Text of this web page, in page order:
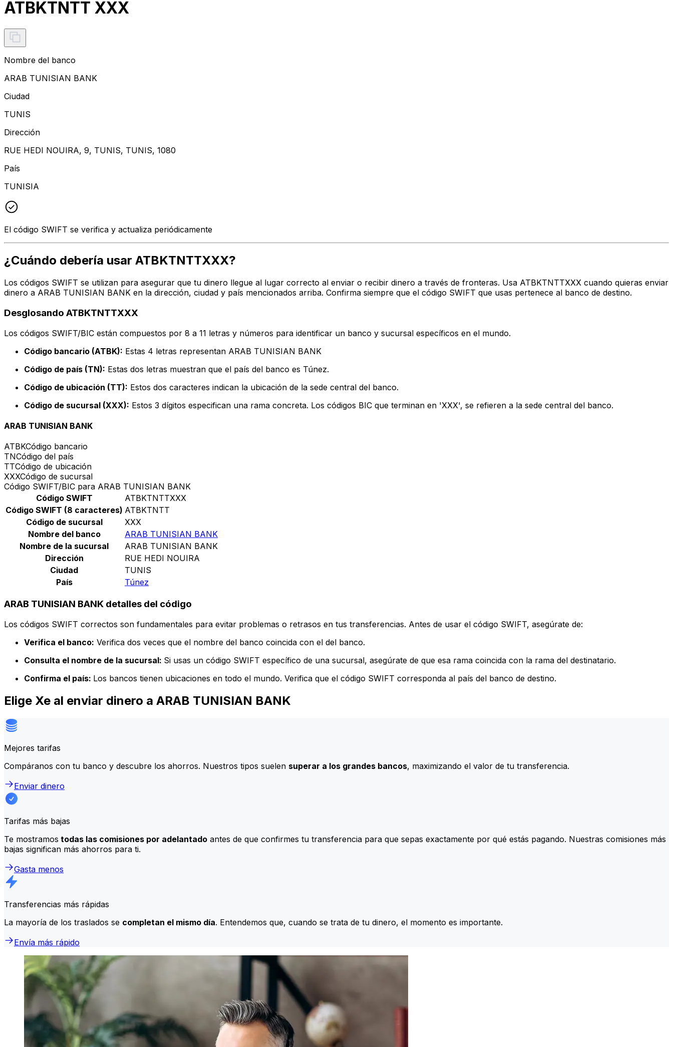
ATBKTNTT XXX
Nombre del banco
ARAB TUNISIAN BANK
Ciudad
TUNIS
Dirección
RUE HEDI NOUIRA, 9, TUNIS, TUNIS, 1080
País
TUNISIA
El código SWIFT se verifica y actualiza periódicamente
¿Cuándo debería usar ATBKTNTTXXX?
Los códigos SWIFT se utilizan para asegurar que tu dinero llegue al lugar correcto al enviar o recibir dinero a través de fronteras. Usa ATBKTNTTXXX cuando quieras enviar
dinero a ARAB TUNISIAN BANK en la dirección, ciudad y país mencionados arriba. Confirma siempre que el código SWIFT que usas pertenece al banco de destino.
Desglosando ATBKTNTTXXX
Los códigos SWIFT/BIC están compuestos por 8 a 11 letras y números para identificar un banco y sucursal específicos en el mundo.
Código bancario (ATBK): Estas 4 letras representan ARAB TUNISIAN BANK
Código de país (TN): Estas dos letras muestran que el país del banco es Túnez.
Código de ubicación (TT): Estos dos caracteres indican la ubicación de la sede central del banco.
Código de sucursal (XXX): Estos 3 dígitos especifican una rama concreta. Los códigos BIC que terminan en 'XXX', se refieren a la sede central del banco.
ARAB TUNISIAN BANK
ATBKCódigo bancario
TNCódigo del país
TTCódigo de ubicación
XXXCódigo de sucursal
Código SWIFT/BIC para ARAB TUNISIAN BANK
Código SWIFT
ATBKTNTTXXX
Código SWIFT (8 caracteres) ATBKTNTT
Código de sucursal
XXX
Nombre del banco
ARAB TUNISIAN BANK
Nombre de la sucursal
ARAB TUNISIAN BANK
Dirección
RUE HEDI NOUIRA
Ciudad
TUNIS
País
Túnez
ARAB TUNISIAN BANK detalles del código
Los códigos SWIFT correctos son fundamentales para evitar problemas o retrasos en tus transferencias. Antes de usar el código SWIFT, asegúrate de:
Verifica el banco: Verifica dos veces que el nombre del banco coincida con el del banco.
Consulta el nombre de la sucursal: Si usas un código SWIFT específico de una sucursal, asegúrate de que esa rama coincida con la rama del destinatario.
Confirma el país: Los bancos tienen ubicaciones en todo el mundo. Verifica que el código SWIFT corresponda al país del banco de destino.
Elige Xe al enviar dinero a ARAB TUNISIAN BANK
Mejores tarifas
Compáranos con tu banco y descubre los ahorros. Nuestros tipos suelen superar a los grandes bancos, maximizando el valor de tu transferencia.
Enviar dinero
Tarifas más bajas
Te mostramos todas las comisiones por adelantado antes de que confirmes tu transferencia para que sepas exactamente por qué estás pagando. Nuestras comisiones más
bajas significan más ahorros para ti.
Gasta menos
Transferencias más rápidas
La mayoría de los traslados se completan el mismo día. Entendemos que, cuando se trata de tu dinero, el momento es importante.
Envía más rápido